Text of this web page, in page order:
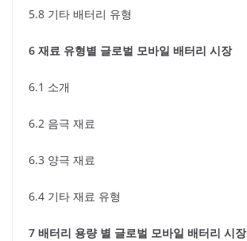
5.8 기타 배터리 유형
6 재료 유형별 글로벌 모바일 배터리 시장
6.1 소개
6.2 음극 재료
6.3 양극 재료
6.4 기타 재료 유형
7 배터리 용량 별 글로벌 모바일 배터리 시장